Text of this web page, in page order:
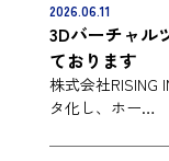
2026.06.11
3Dバーチャル
ております
株式会社RISING
タ化し、ホー…